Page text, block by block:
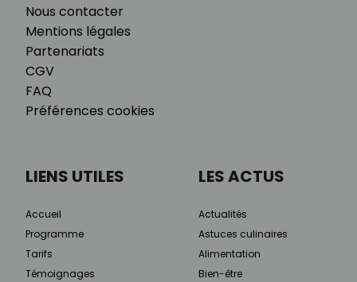
Nous contacter
Mentions légales
Partenariats
CGV
FAQ
Préférences cookies
LIENS UTILES
Accueil
Programme
Tarifs
Témoignages
LES ACTUS
Actualités
Astuces culinaires
Alimentation
Bien-être